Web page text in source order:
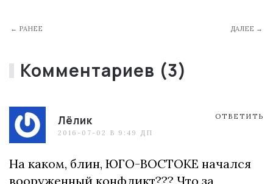
← РАНЕЕ ДАЛЕЕ →
Комментариев (3)
Лёлик
2016-07-02 В 9:49 ДП
ОТВЕТИТЬ
На каком, блин, ЮГО-ВОСТОКЕ начался
вооруженный конфликт??? Что за